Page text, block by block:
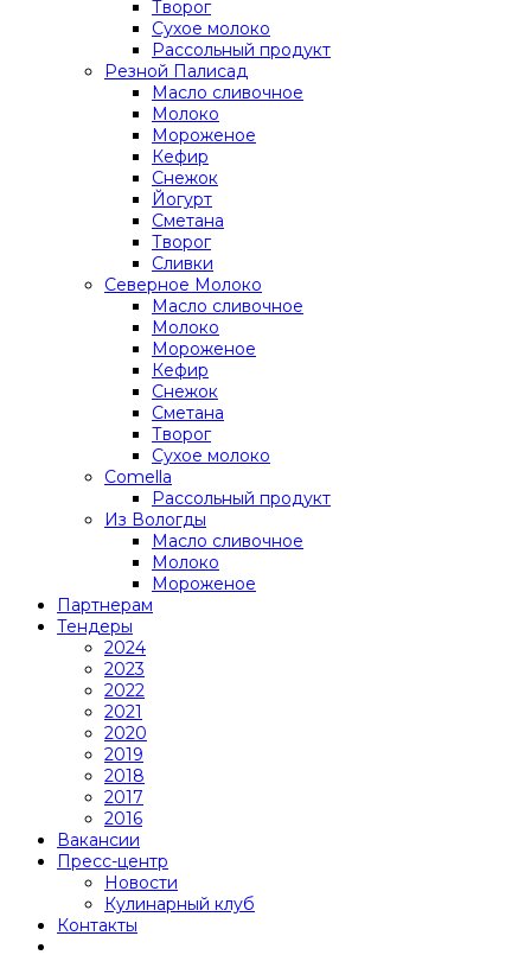
Творог
Сухое молоко
Рассольный продукт
Резной Палисад
Масло сливочное
Молоко
Мороженое
Кефир
Снежок
Йогурт
Сметана
Творог
Сливки
Северное Молоко
Масло сливочное
Молоко
Мороженое
Кефир
Снежок
Сметана
Творог
Сухое молоко
Comеlla
Рассольный продукт
Из Вологды
Масло сливочное
Молоко
Мороженое
Партнерам
Тендеры
2024
2023
2022
2021
2020
2019
2018
2017
2016
Вакансии
Пресс-центр
Новости
Кулинарный клуб
Контакты